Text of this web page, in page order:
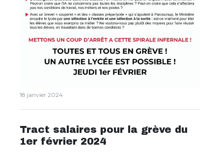
18 janvier 2024
Tract salaires pour la grève du
1er février 2024